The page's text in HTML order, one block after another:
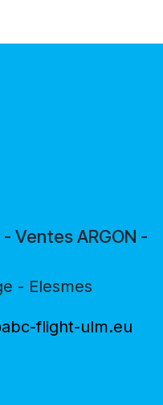
Ventes ARGON -
- Elesmes
flight-ulm.eu